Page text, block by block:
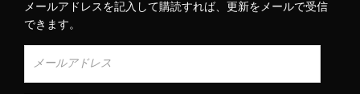
メールアドレスを記入して購読すれば、更新をメールで受信
できます。
ー
ル